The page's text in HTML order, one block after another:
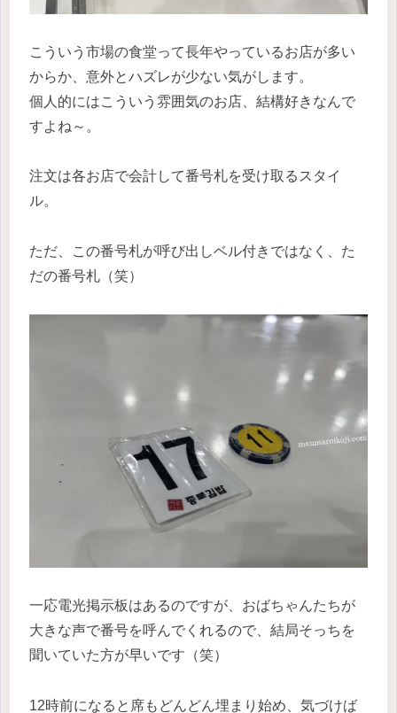
こういう市場の食堂って長年やっているお店が多い
からか、意外とハズレが少ない気がします。
個人的にはこういう雰囲気のお店、結構好きなんで
すよね～。
注文は各お店で会計して番号札を受け取るスタイ
ル。
ただ、この番号札が呼び出しベル付きではなく、た
だの番号札（笑）
一応電光掲示板はあるのですが、おばちゃんたちが
大きな声で番号を呼んでくれるので、結局そっちを
聞いていた方が早いです（笑）
12時前になると席もどんどん埋まり始め、気づけば